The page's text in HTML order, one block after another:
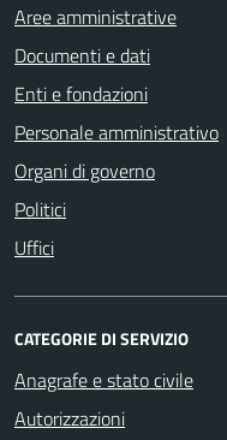
Aree amministrative
Documenti e dati
Enti e fondazioni
Personale amministrativo
Organi di governo
Politici
Uffici
CATEGORIE DI SERVIZIO
Anagrafe e stato civile
Autorizzazioni